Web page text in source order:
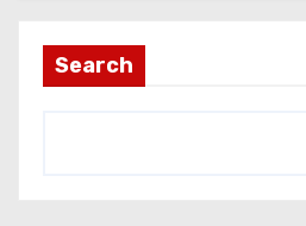
Search